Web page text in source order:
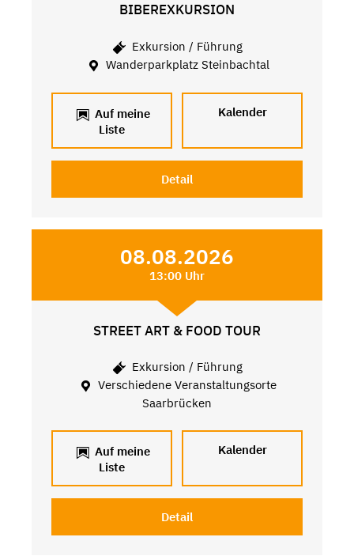
BIBEREXKURSION
Exkursion / Führung
Wanderparkplatz Steinbachtal
Auf meine
Liste
Kalender
Detail
08.08.2026
13:00 Uhr
STREET ART & FOOD TOUR
Exkursion / Führung
Verschiedene Veranstaltungsorte
Saarbrücken
Auf meine
Liste
Kalender
Detail